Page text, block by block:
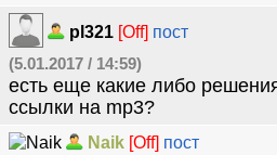
pl321 [Off] пост
(5.01.2017 / 14:59)
есть еще какие либо
ссылки на mp3?
Naik [Off] пост